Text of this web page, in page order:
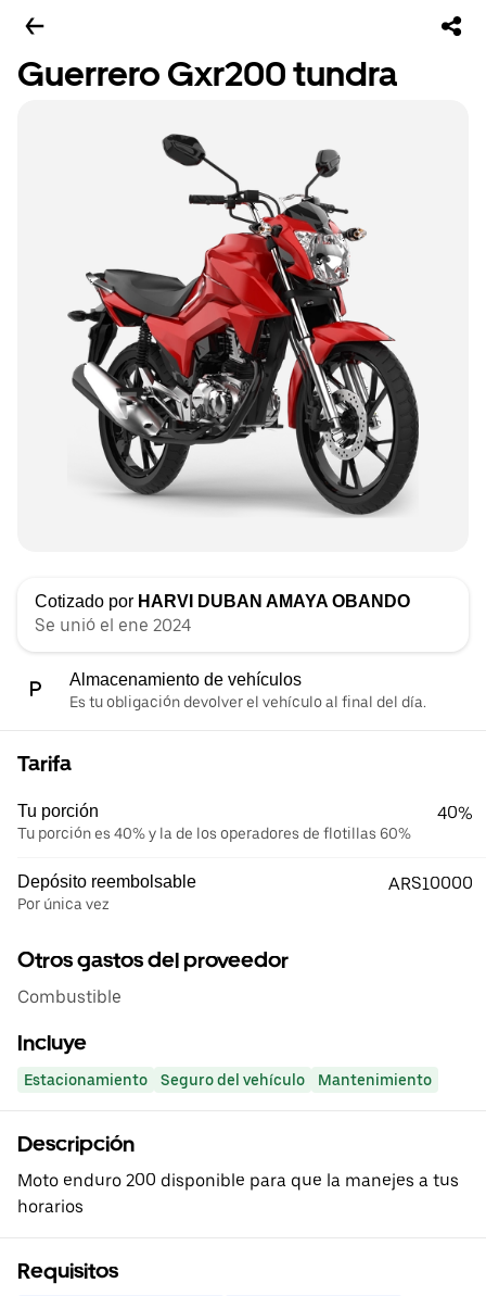
Guerrero Gxr200 tundra
Cotizado por HARVI DUBAN AMAYA OBANDO
Se unió el ene 2024
Almacenamiento de vehículos
Es tu obligación devolver el vehículo al final del día.
Tarifa
Tu porción
Tu porción es 40% y la de los operadores de flotillas 60%
40%
Depósito reembolsable
Por única vez
ARS10000
Otros gastos del proveedor
Combustible
Incluye
Estacionamiento Seguro del vehículo Mantenimiento
Descripción
Moto enduro 200 disponible para que la manejes a tus
horarios
Requisitos